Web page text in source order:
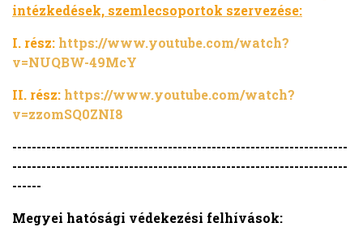
intézkedések, szemlecsoportok szervezése:
I. rész: https://www.youtube.com/watch?
v=NUQBW-49McY
II. rész: https://www.youtube.com/watch?
v=zzomSQ0ZNI8
---------------------------------------------------------------------
---------------------------------------------------------------------
------
Megyei hatósági védekezési felhívások: